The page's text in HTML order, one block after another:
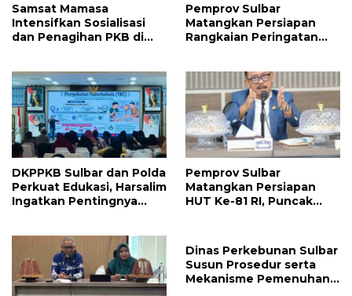
Samsat Mamasa
Intensifkan Sosialisasi
dan Penagihan PKB di
Pajak
Pemprov Sulbar
Matangkan Persiapan
Rangkaian Peringatan
DKPPKB Sulbar dan Polda
Perkuat Edukasi, Harsalim
Ingatkan Pentingnya
Pemprov Sulbar
Matangkan Persiapan
HUT Ke-81 RI, Puncak
Dinas Perkebunan Sulbar
Susun Prosedur serta
Mekanisme Pemenuhan